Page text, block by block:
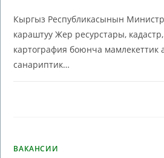
Кыргыз Республикасынын
караштуу Жер ресурстары,
картография боюнча мамлекеттик
санариптик…
ВАКАНСИИ